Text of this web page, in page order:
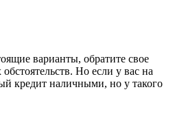
варианты, обратите свое
Но если у вас на
кредит наличными, но у такого